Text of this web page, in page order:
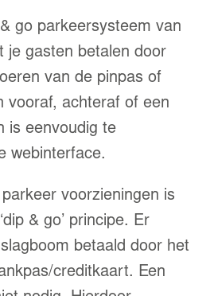
go parkeersysteem van
je gasten betalen door
van de pinpas of
vooraf, achteraf of een
is eenvoudig te
webinterface.
voorzieningen is
& go’ principe. Er
betaald door het
creditkaart. Een